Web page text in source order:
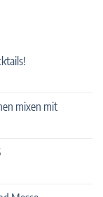
mixen mit